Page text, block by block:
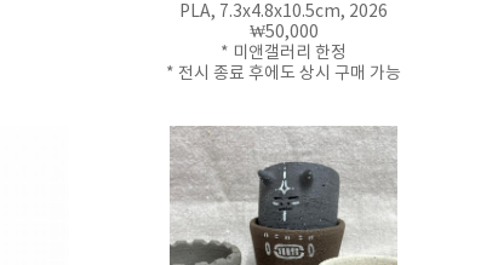
PLA, 7.3x4.8x10.5cm, 2026
₩50,000
* 미앤갤러리 한정
* 전시 종료 후에도 상시 구매 가능